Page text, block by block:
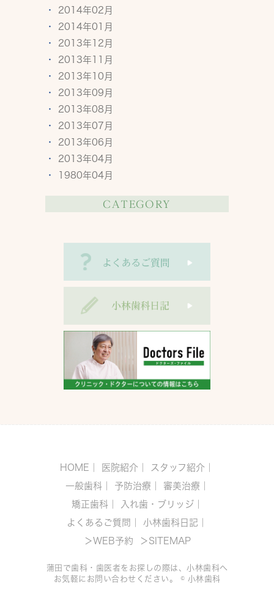
2014年02月
2014年01月
2013年12月
2013年11月
2013年10月
2013年09月
2013年08月
2013年07月
2013年06月
2013年04月
1980年04月
CATEGORY
HOME 医院紹介 スタッフ紹介
一般歯科｜ 予防治療 審美治療
矯正歯科｜ 入れ歯・ブリッジ｜
よくあるご質問
小林歯科日記
＞WEB予約
＞SITEMAP
蒲田で歯科・歯医者をお探しの際は、小林歯科へ
お気軽にお問い合わせください。 © 小林歯科